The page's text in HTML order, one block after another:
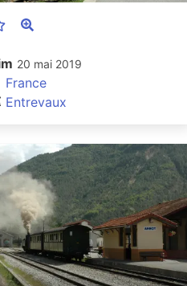
20 mai 2019
France
Entrevaux